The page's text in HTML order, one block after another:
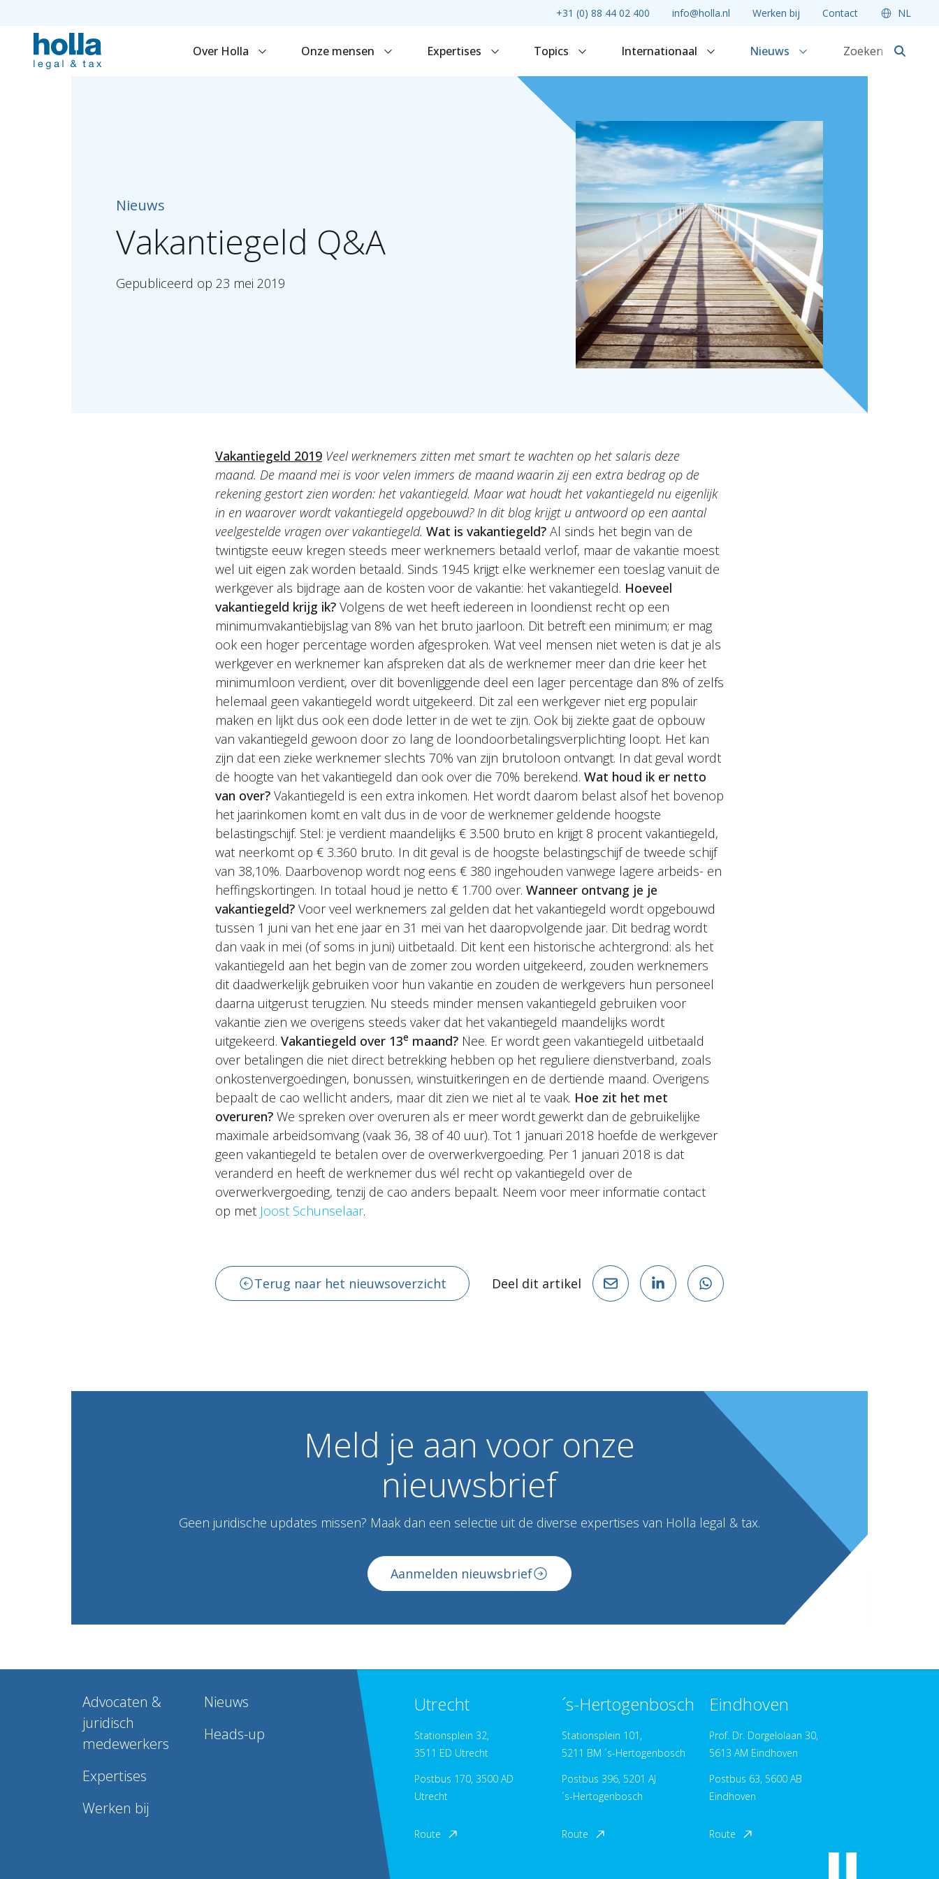
+31 (0) 88 44 02 400 info@holla.nl Werken bij Contact NL
Over Holla Onze mensen Expertises Topics Internationaal Nieuws
Nieuws
Vakantiegeld Q&A
Gepubliceerd op 23 mei 2019
Vakantiegeld 2019 Veel werknemers zitten met smart te wachten op het salaris deze
maand. De maand mei is voor velen immers de maand waarin zij een extra bedrag op de
rekening gestort zien worden: het vakantiegeld. Maar wat houdt het vakantiegeld nu eigenlijk
in en waarover wordt vakantiegeld opgebouwd? In dit blog krijgt u antwoord op een aantal
veelgestelde vragen over vakantiegeld. Wat is vakantiegeld? Al sinds het begin van de
twintigste eeuw kregen steeds meer werknemers betaald verlof, maar de vakantie moest
wel uit eigen zak worden betaald. Sinds 1945 krijgt elke werknemer een toeslag vanuit de
werkgever als bijdrage aan de kosten voor de vakantie: het vakantiegeld. Hoeveel
vakantiegeld krijg ik? Volgens de wet heeft iedereen in loondienst recht op een
minimumvakantiebijslag van 8% van het bruto jaarloon. Dit betreft een minimum; er mag
ook een hoger percentage worden afgesproken. Wat veel mensen niet weten is dat je als
werkgever en werknemer kan afspreken dat als de werknemer meer dan drie keer het
minimumloon verdient, over dit bovenliggende deel een lager percentage dan 8% of zelfs
helemaal geen vakantiegeld wordt uitgekeerd. Dit zal een werkgever niet erg populair
maken en lijkt dus ook een dode letter in de wet te zijn. Ook bij ziekte gaat de opbouw
van vakantiegeld gewoon door zo lang de loondoorbetalingsverplichting loopt. Het kan
zijn dat een zieke werknemer slechts 70% van zijn brutoloon ontvangt. In dat geval wordt
de hoogte van het vakantiegeld dan ook over die 70% berekend. Wat houd ik er netto
van over? Vakantiegeld is een extra inkomen. Het wordt daarom belast alsof het bovenop
het jaarinkomen komt en valt dus in de voor de werknemer geldende hoogste
belastingschijf. Stel: je verdient maandelijks € 3.500 bruto en krijgt 8 procent vakantiegeld,
wat neerkomt op € 3.360 bruto. In dit geval is de hoogste belastingschijf de tweede schijf
van 38,10%. Daarbovenop wordt nog eens € 380 ingehouden vanwege lagere arbeids- en
heffingskortingen. In totaal houd je netto € 1.700 over. Wanneer ontvang je je
vakantiegeld? Voor veel werknemers zal gelden dat het vakantiegeld wordt opgebouwd
tussen 1 juni van het ene jaar en 31 mei van het daaropvolgende jaar. Dit bedrag wordt
dan vaak in mei (of soms in juni) uitbetaald. Dit kent een historische achtergrond: als het
vakantiegeld aan het begin van de zomer zou worden uitgekeerd, zouden werknemers
dit daadwerkelijk gebruiken voor hun vakantie en zouden de werkgevers hun personeel
daarna uitgerust terugzien. Nu steeds minder mensen vakantiegeld gebruiken voor
vakantie zien we overigens steeds vaker dat het vakantiegeld maandelijks wordt
uitgekeerd. Vakantiegeld over 13e maand? Nee. Er wordt geen vakantiegeld uitbetaald
over betalingen die niet direct betrekking hebben op het reguliere dienstverband, zoals
onkostenvergoedingen, bonussen, winstuitkeringen en de dertiende maand. Overigens
bepaalt de cao wellicht anders, maar dit zien we niet al te vaak. Hoe zit het met
overuren? We spreken over overuren als er meer wordt gewerkt dan de gebruikelijke
maximale arbeidsomvang (vaak 36, 38 of 40 uur). Tot 1 januari 2018 hoefde de werkgever
geen vakantiegeld te betalen over de overwerkvergoeding. Per 1 januari 2018 is dat
veranderd en heeft de werknemer dus wél recht op vakantiegeld over de
overwerkvergoeding, tenzij de cao anders bepaalt. Neem voor meer informatie contact
op met Joost Schunselaar.
Terug naar het nieuwsoverzicht Deel dit artikel
Meld je aan voor onze
nieuwsbrief
Geen juridische updates missen? Maak dan een selectie uit de diverse expertises van Holla legal & tax.
Aanmelden nieuwsbrief
Advocaten &
juridisch
medewerkers
Expertises
Werken bij
Nieuws
Heads-up
Utrecht
Stationsplein 32,
3511 ED Utrecht
Postbus 170, 3500 AD
Utrecht
Route
´s-Hertogenbosch
Stationsplein 101,
5211 BM ´s-Hertogenbosch
Postbus 396, 5201 AJ
´s-Hertogenbosch
Route
Eindhoven
Prof. Dr. Dorgelolaan 30,
5613 AM Eindhoven
Postbus 63, 5600 AB
Eindhoven
Route